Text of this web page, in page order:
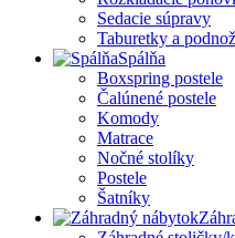
Sedacie súpravy
Taburetky a
Spálňa
Boxspring postele
Čalúnené postele
Komody
Matrace
Nočné stolíky
Postele
Šatníky